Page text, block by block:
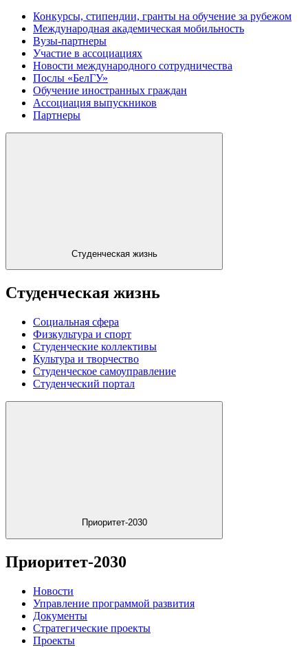
Конкурсы, стипендии, гранты на обучение за рубежом
Международная академическая мобильность
Вузы-партнеры
Участие в ассоциациях
Новости международного сотрудничества
Послы «БелГУ»
Обучение иностранных граждан
Ассоциация выпускников
Партнеры
Студенческая жизнь
Студенческая жизнь
Социальная сфера
Физкультура и спорт
Студенческие коллективы
Культура и творчество
Студенческое самоуправление
Студенческий портал
Приоритет-2030
Приоритет-2030
Новости
Управление программой развития
Документы
Стратегические проекты
Проекты